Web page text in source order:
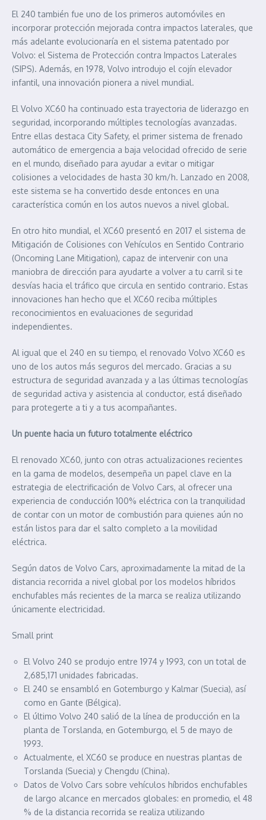
El 240 también fue uno de los primeros automóviles en
incorporar protección mejorada contra impactos laterales, que
más adelante evolucionaría en el sistema patentado por
Volvo: el Sistema de Protección contra Impactos Laterales
(SIPS). Además, en 1978, Volvo introdujo el cojín elevador
infantil, una innovación pionera a nivel mundial.
El Volvo XC60 ha continuado esta trayectoria de liderazgo en
seguridad, incorporando múltiples tecnologías avanzadas.
Entre ellas destaca City Safety, el primer sistema de frenado
automático de emergencia a baja velocidad ofrecido de serie
en el mundo, diseñado para ayudar a evitar o mitigar
colisiones a velocidades de hasta 30 km/h. Lanzado en 2008,
este sistema se ha convertido desde entonces en una
característica común en los autos nuevos a nivel global.
En otro hito mundial, el XC60 presentó en 2017 el sistema de
Mitigación de Colisiones con Vehículos en Sentido Contrario
(Oncoming Lane Mitigation), capaz de intervenir con una
maniobra de dirección para ayudarte a volver a tu carril si te
desvías hacia el tráfico que circula en sentido contrario. Estas
innovaciones han hecho que el XC60 reciba múltiples
reconocimientos en evaluaciones de seguridad
independientes.
Al igual que el 240 en su tiempo, el renovado Volvo XC60 es
uno de los autos más seguros del mercado. Gracias a su
estructura de seguridad avanzada y a las últimas tecnologías
de seguridad activa y asistencia al conductor, está diseñado
para protegerte a ti y a tus acompañantes.
Un puente hacia un futuro totalmente eléctrico
El renovado XC60, junto con otras actualizaciones recientes
en la gama de modelos, desempeña un papel clave en la
estrategia de electrificación de Volvo Cars, al ofrecer una
experiencia de conducción 100% eléctrica con la tranquilidad
de contar con un motor de combustión para quienes aún no
están listos para dar el salto completo a la movilidad
eléctrica.
Según datos de Volvo Cars, aproximadamente la mitad de la
distancia recorrida a nivel global por los modelos híbridos
enchufables más recientes de la marca se realiza utilizando
únicamente electricidad.
Small print
El Volvo 240 se produjo entre 1974 y 1993, con un total de
2,685,171 unidades fabricadas.
El 240 se ensambló en Gotemburgo y Kalmar (Suecia), así
como en Gante (Bélgica).
El último Volvo 240 salió de la línea de producción en la
planta de Torslanda, en Gotemburgo, el 5 de mayo de
1993.
Actualmente, el XC60 se produce en nuestras plantas de
Torslanda (Suecia) y Chengdu (China).
Datos de Volvo Cars sobre vehículos híbridos enchufables
de largo alcance en mercados globales: en promedio, el 48
% de la distancia recorrida se realiza utilizando